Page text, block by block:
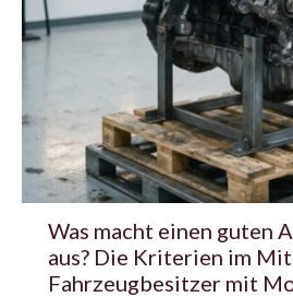
Was macht einen guten
aus? Die Kriterien im
Fahrzeugbesitzer mit